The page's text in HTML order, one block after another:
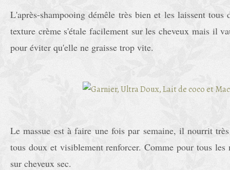
L'après-shampooing démêle très bien et les laissent
texture crème s'étale facilement sur les cheveux mais il
pour éviter qu'elle ne graisse trop vite.
Le massue est à faire une fois par semaine, il nourrit
tous doux et visiblement renforcer. Comme pour tous les
sur cheveux sec.